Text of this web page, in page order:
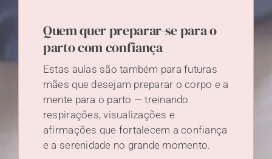
Quem quer preparar-se para o
parto com confiança
Estas aulas são também para futuras
mães que desejam preparar o corpo e a
mente para o parto — treinando
respirações, visualizações e
afirmações que fortalecem a confiança
e a serenidade no grande momento.